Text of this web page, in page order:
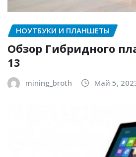
НОУТБУКИ И ПЛАНШЕТЫ
Обзор Гибридного
13
mining_broth Май 5,